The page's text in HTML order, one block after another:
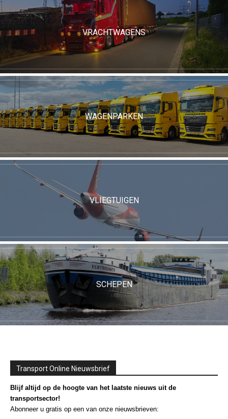
VRACHTWAGENS
WAGENPARKEN
VLIEGTUIGEN
SCHEPEN
Transport Online Nieuwsbrief
Blijf altijd op de hoogte van het laatste nieuws uit de
transportsector!
Abonneer u gratis op een van onze nieuwsbrieven: